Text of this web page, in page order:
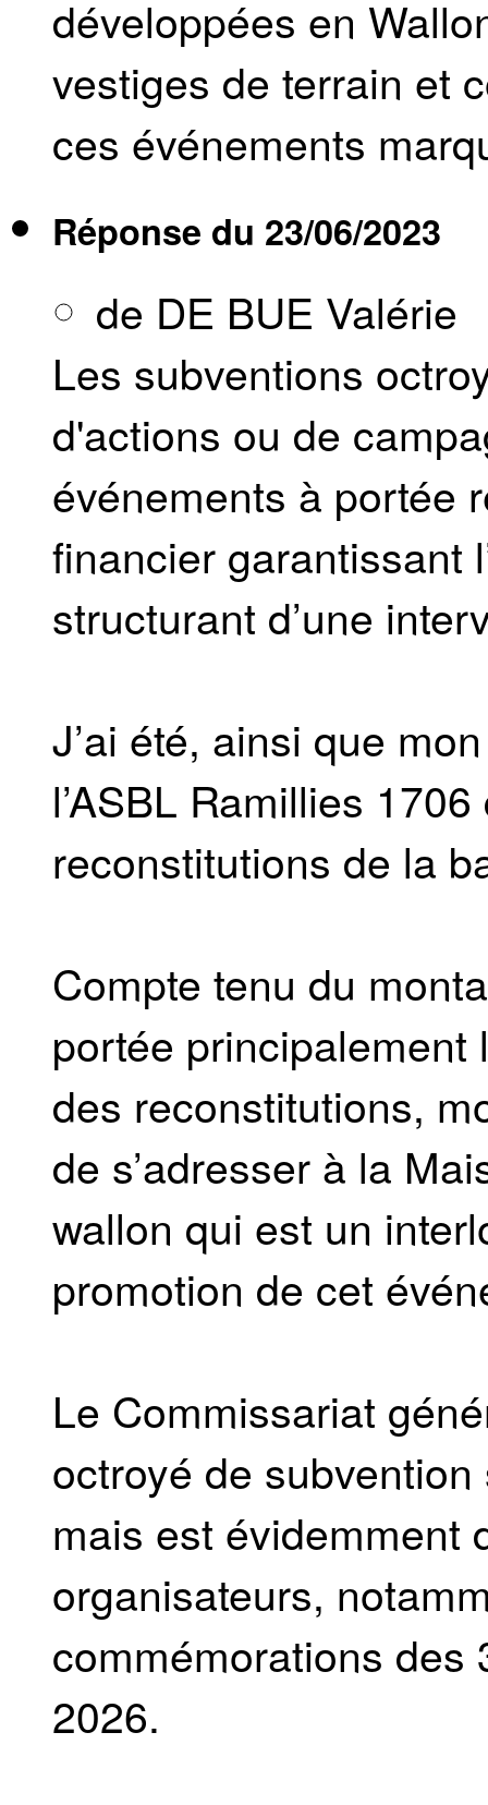
développées en
vestiges de terrain et
ces événements
Réponse du 23/06/2023
de DE BUE Valérie
Les subventions
d'actions ou de
événements à portée
financier garantissant
structurant d’une
J’ai été, ainsi que
l’ASBL Ramillies
reconstitutions de la
Compte tenu du
portée
des reconstitutions,
de s’adresser à la
wallon qui est un
promotion de cet
Le Commissariat
octroyé de
mais est évidemment
organisateurs,
commémorations des
2026.